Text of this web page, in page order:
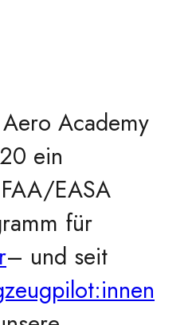
Academy
ein
EASA
für
– und seit